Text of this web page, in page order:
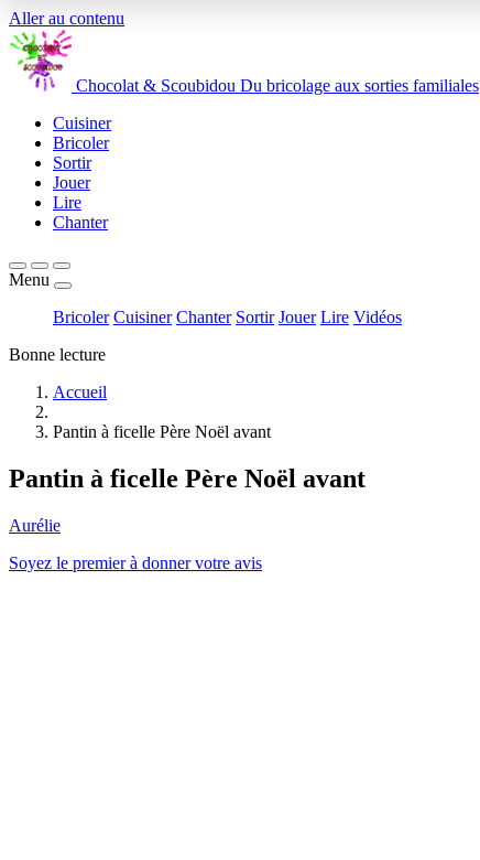
Aller au contenu
Chocolat & Scoubidou Du bricolage aux sorties familiales
Cuisiner
Bricoler
Sortir
Jouer
Lire
Chanter
Menu
Bricoler Cuisiner Chanter Sortir Jouer Lire Vidéos
Bonne lecture
Accueil
Pantin à ficelle Père Noël avant
Pantin à ficelle Père Noël avant
Aurélie
Soyez le premier à donner votre avis